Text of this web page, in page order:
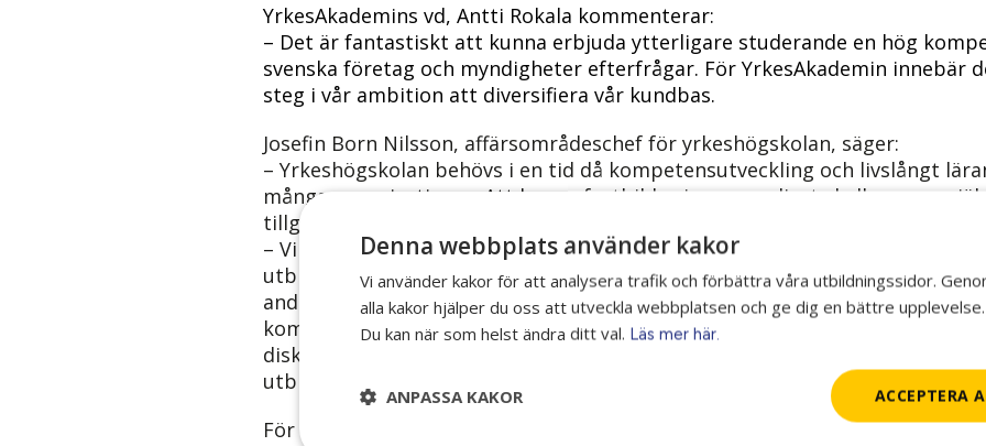
YrkesAkademins vd, Antti Rokala kommenterar:
– Det är fantastiskt att kunna erbjuda ytterligare studerande en hög
svenska företag och myndigheter efterfrågar. För YrkesAkademin innebär
steg i vår ambition att diversifiera vår kundbas.
Josefin Born Nilsson, affärsområdeschef för yrkeshögskolan, säger:
– Yrkeshögskolan behövs i en tid då kompetensutveckling och livslångt
många organisationer. Att kunna fortbilda sig genom livet skall vara en
tillgänglig utbildning.
– Vi har de studerandes lärande i centrum. Hos oss på YrkesAkademin
utbildningar inte om distans utan snarare om närhet. Närhet till sin
andra studerande även om geografin skiljer dem åt. Med digital teknik kan
kommunicera i real tid. Verktygen som används ger möjlighet för de
diskutera, analysera, dela erfarenheter och testa sina argument och
utbildaren.
För vidare information om årets tilldelning se
Myndigheten för
Denna webbplats använder kakor
Vi använder kakor för att analysera trafik och förbättra våra utbildningssidor.
alla kakor hjälper du oss att utveckla webbplatsen och ge dig en bättre upplevelse.
Du kan när som helst ändra ditt val. Läs mer här.
ACCEPTERA
ANPASSA KAKOR